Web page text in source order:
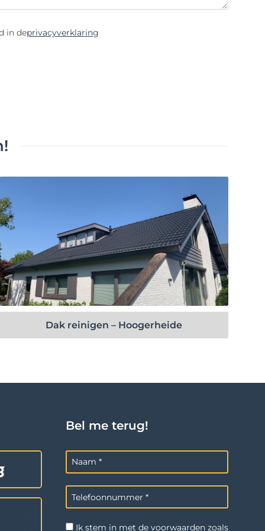
in deprivacyverklaring
Bekijk project
Dak reinigen – Hoogerheide
Bel me terug!
Ik stem in met de voorwaarden zoals